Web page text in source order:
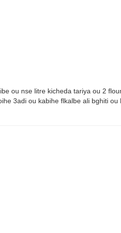
ou nse litre kicheda tariya ou 2
3adi ou kabihe flkalbe ali bghiti